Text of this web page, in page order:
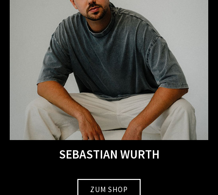
SEBASTIAN WURTH
ZUM SHOP